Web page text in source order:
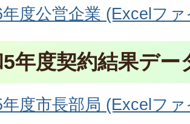
度公営企業 (Excelフ
年度契約結果デー
度市長部局 (Excelフ